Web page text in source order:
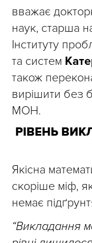
вважає
наук, старша
Інституту
та систем
також
вирішити без
МОН.
РІВЕНЬ
Якісна
скоріше міф,
немає
“Викладання